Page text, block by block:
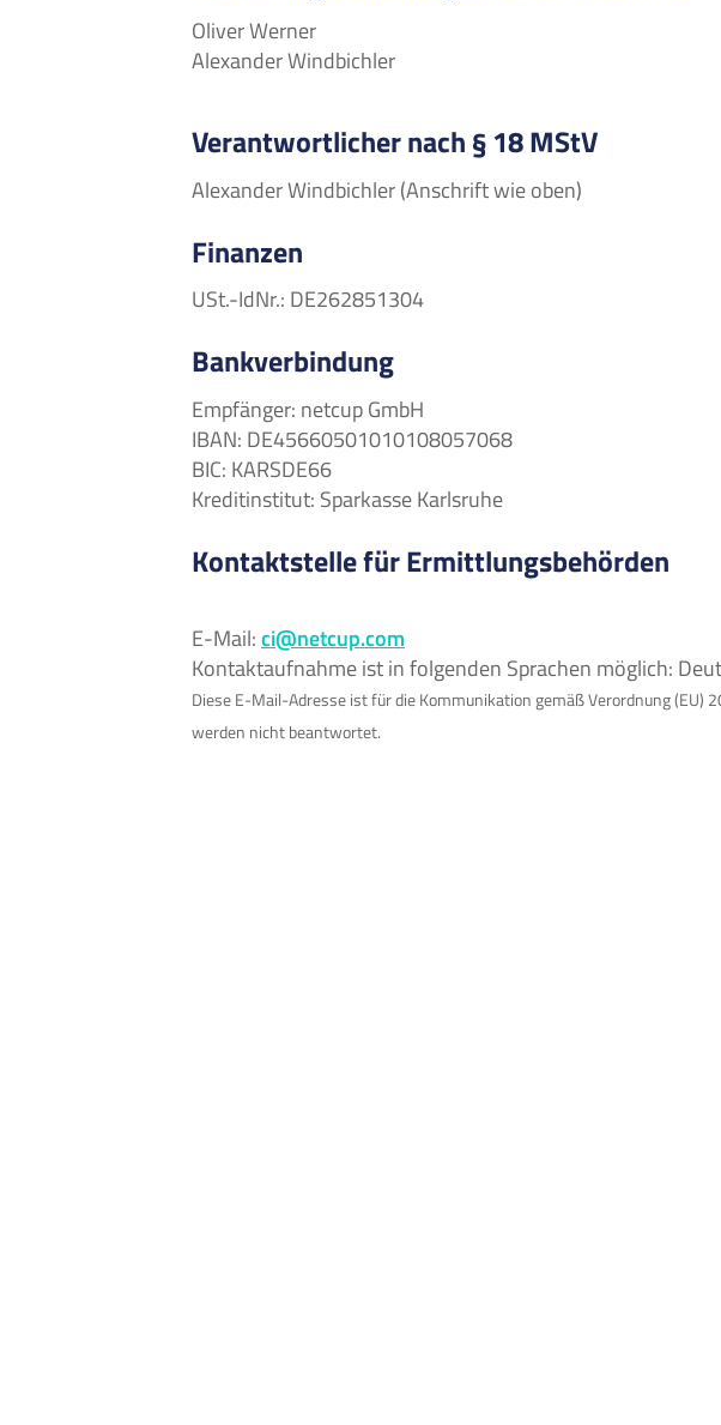
Oliver Werner
Alexander Windbichler
Verantwortlicher nach § 18 MStV
Alexander Windbichler (Anschrift wie oben)
Finanzen
USt.-IdNr.: DE262851304
Bankverbindung
Empfänger: netcup GmbH
IBAN: DE45660501010108057068
BIC: KARSDE66
Kreditinstitut: Sparkasse Karlsruhe
Kontaktstelle für Ermittlungsbehörden
E-Mail:ci@netcup.com
Kontaktaufnahme ist in folgenden Sprachen möglich:
Diese E-Mail-Adresse ist für die Kommunikation gemäß Verordnung
werden nicht beantwortet.